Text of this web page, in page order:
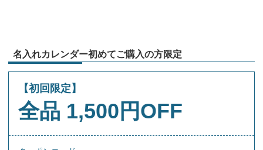
名入れカレンダー初めてご購入の方限定
【初回限定】
全品 1,500円OFF